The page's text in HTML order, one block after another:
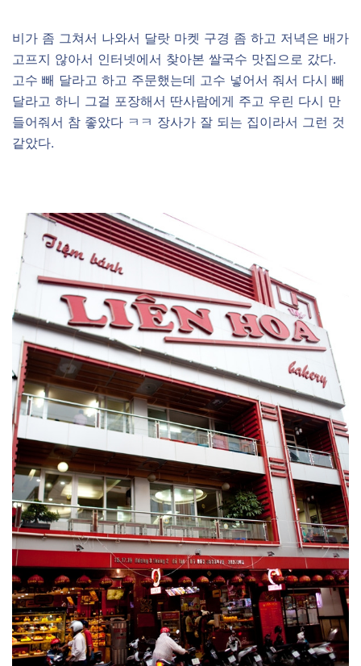
비가 좀 그쳐서 나와서 달랏 마켓 구경 좀 하고 저녁은 배가
고프지 않아서 인터넷에서 찾아본 쌀국수 맛집으로 갔다.
고수 빼 달라고 하고 주문했는데 고수 넣어서 줘서 다시 빼
달라고 하니 그걸 포장해서 딴사람에게 주고 우린 다시 만
들어줘서 참 좋았다 ㅋㅋ 장사가 잘 되는 집이라서 그런 것
같았다.